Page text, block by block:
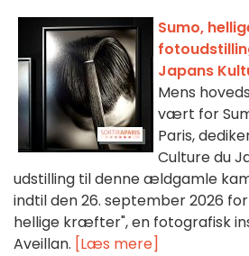
Sumo,
Japans
Mens
vært for
Paris,
Culture du
udstilling til denne ældgamle
indtil den 26. september 2026
hellige kræfter", en fotografisk
Aveillan. [Læs mere]